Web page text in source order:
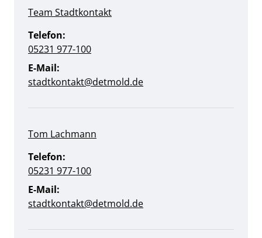
Team Stadtkontakt
Telefon:
05231 977-100
E-Mail:
stadtkontakt@detmold.de
Tom Lachmann
Telefon:
05231 977-100
E-Mail:
stadtkontakt@detmold.de